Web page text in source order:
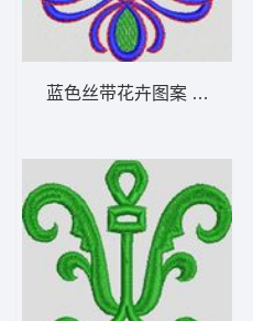
蓝色丝带花卉图案 植物花型